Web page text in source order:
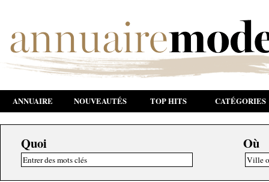
ANNUAIRE NOUVEAUTÉS TOP HITS CATÉGORIES
Quoi Où